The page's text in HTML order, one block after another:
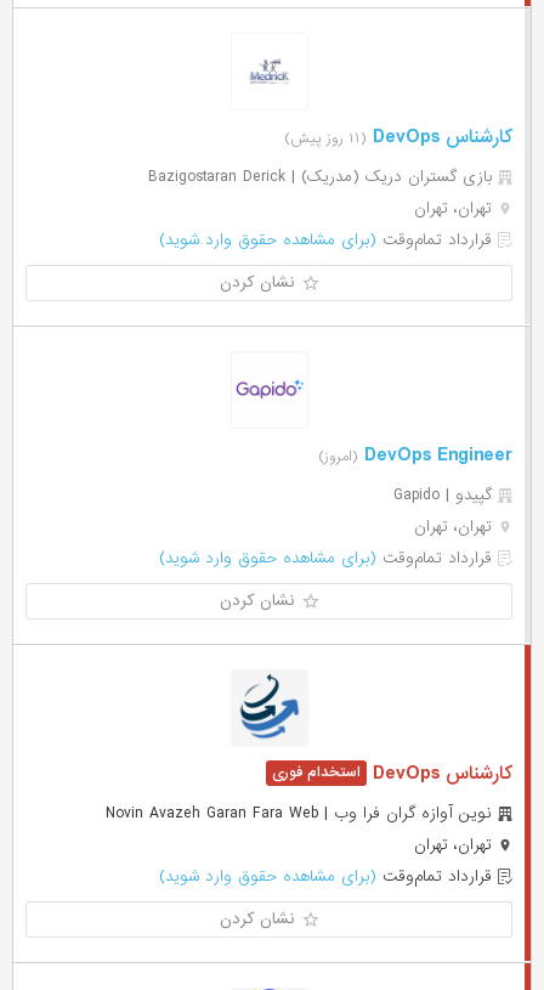
کارشناس DevOps (۱۱ روز پیش)
بازی گستران دریک (مدریک) | Bazigostaran Derick
تهران، تهران
قرارداد تمام‌وقت (برای مشاهده حقوق وارد شوید)
نشان کردن
DevOps Engineer (امروز)
گپیدو | Gapido
تهران، تهران
قرارداد تمام‌وقت (برای مشاهده حقوق وارد شوید)
نشان کردن
کارشناس DevOps
نوین آوازه گران فرا وب | Novin Avazeh Garan Fara Web
تهران، تهران
قرارداد تمام‌وقت (برای مشاهده حقوق وارد شوید)
نشان کردن